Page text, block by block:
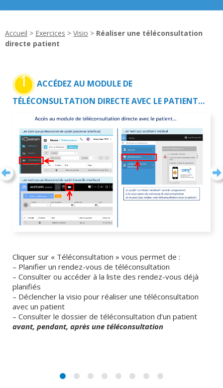
Accueil > Exercices > Visio > Réaliser une téléconsultation
directe patient
1
ACCÉDEZ AU MODULE DE
TÉLÉCONSULTATION DIRECTE AVEC LE PATIENT…
Cliquer sur « Téléconsultation » vous permet de :
– Planifier un rendez-vous de téléconsultation
– Consulter ou accéder à la liste des rendez-vous déjà
planifiés
– Déclencher la visio pour réaliser une téléconsultation
avec un patient
– Consulter le dossier de téléconsultation d’un patient
avant, pendant, après une téléconsultation